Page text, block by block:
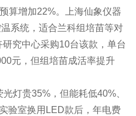
算增加22%。上海仙象仪器
系统，适合兰科组培苗等对
究中心采购10台该款，单台
元，但组培苗成活率提升
灯贵35%，但能耗低40%、
验室换用LED款后，年电费